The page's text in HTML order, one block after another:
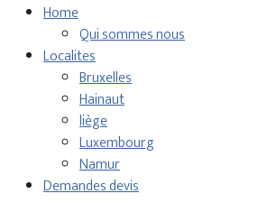
Home
Qui sommes nous
Localites
Bruxelles
Hainaut
liège
Luxembourg
Namur
Demandes devis